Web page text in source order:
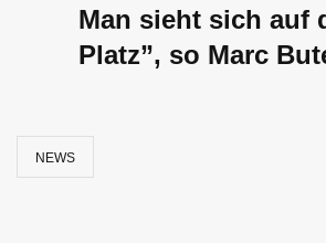
Man sieht sich auf
Platz”, so Marc
NEWS